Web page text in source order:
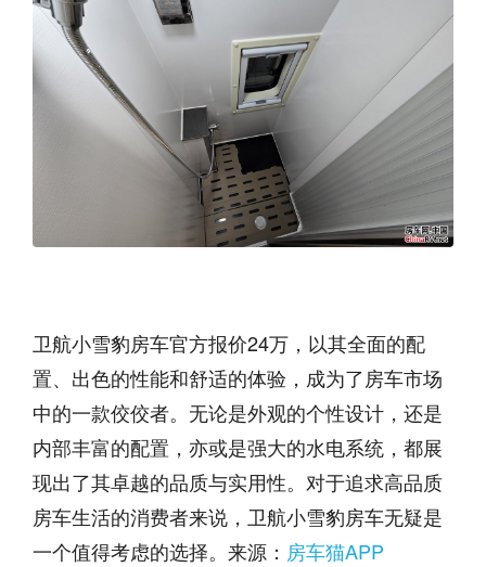
卫航小雪豹房车官方报价24万，以其全面的配
置、出色的性能和舒适的体验，成为了房车市场
中的一款佼佼者。无论是外观的个性设计，还是
内部丰富的配置，亦或是强大的水电系统，都展
现出了其卓越的品质与实用性。对于追求高品质
房车生活的消费者来说，卫航小雪豹房车无疑是
一个值得考虑的选择。来源： 房车猫APP